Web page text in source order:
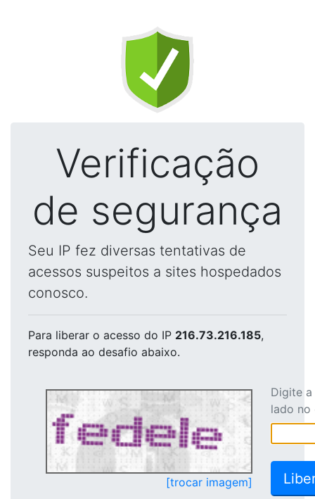
Verificação
de segurança
Seu IP fez diversas tentativas de
acessos suspeitos a sites hospedados
conosco.
Para liberar o acesso do IP 216.73.216.185,
responda ao desafio abaixo.
[trocar imagem]
Digite
lado no